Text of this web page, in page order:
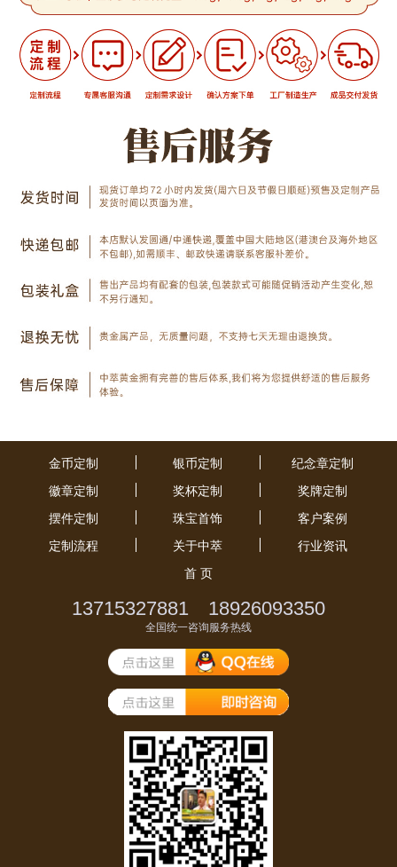
金币定制 银币定制
纪念章定制
徽章定制
奖杯定制
奖牌定制
摆件定制
珠宝首饰
客户案例
定制流程
关于中萃
行业资讯
首 页
13715327881 18926093350
全国统一咨询服务热线